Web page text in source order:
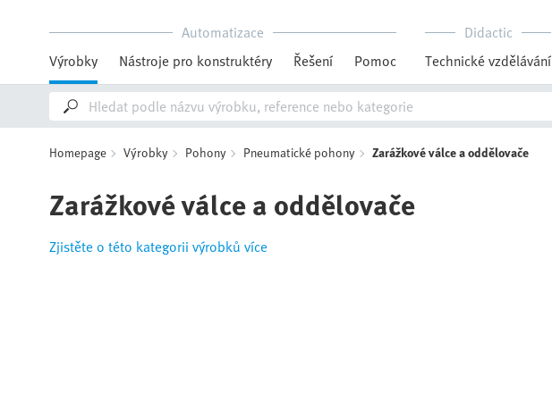
Automatizace
Výrobky
Nástroje pro konstruktéry Řešení Pomoc
Didactic
Technické vzdělávání
Homepage Výrobky Pohony Pneumatické pohony Zarážkové válce a oddělovače
Zarážkové válce a oddělovače
Zjistěte o této kategorii výrobků více